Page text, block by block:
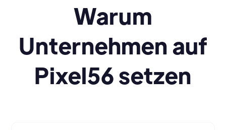
Warum
Unternehmen auf
Pixel56 setzen